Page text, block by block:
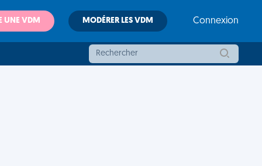
UNE VDM MODÉRER LES VDM Connexion